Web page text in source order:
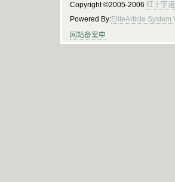
Copyright ©2005-2006 红十字
Powered By:EliteArticle System
网站备案中